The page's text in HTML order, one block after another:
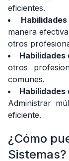
gana un
Analista
de
Sistemas
en
México
2026?
¿Dónde
puedo
encontrar
vacantes
Analista
de
eficientes.
manera
otros
Habilidades
otros
comunes.
Administrar
eficiente.
¿Cómo
Sistemas?